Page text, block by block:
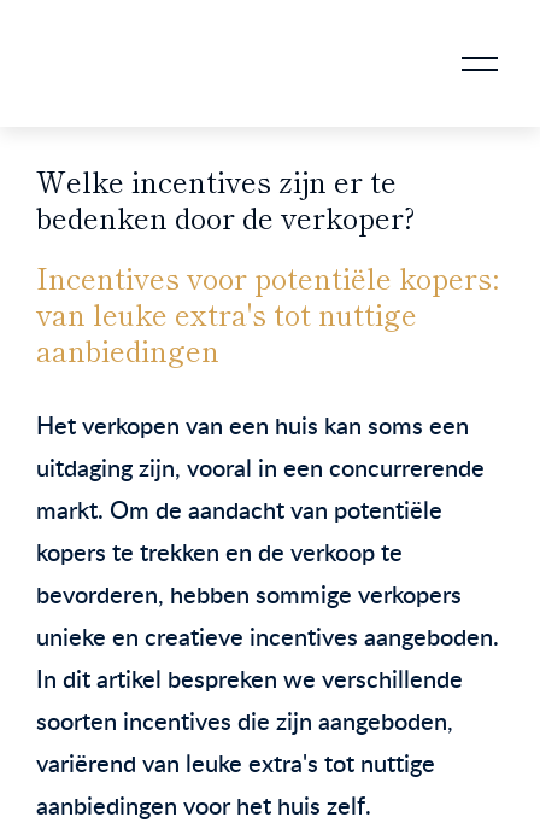
Welke incentives zijn er te
bedenken door de verkoper?
Incentives voor potentiële kopers:
van leuke extra's tot nuttige
aanbiedingen
Het verkopen van een huis kan soms een
uitdaging zijn, vooral in een concurrerende
markt. Om de aandacht van potentiële
kopers te trekken en de verkoop te
bevorderen, hebben sommige verkopers
unieke en creatieve incentives aangeboden.
In dit artikel bespreken we verschillende
soorten incentives die zijn aangeboden,
variërend van leuke extra's tot nuttige
aanbiedingen voor het huis zelf.